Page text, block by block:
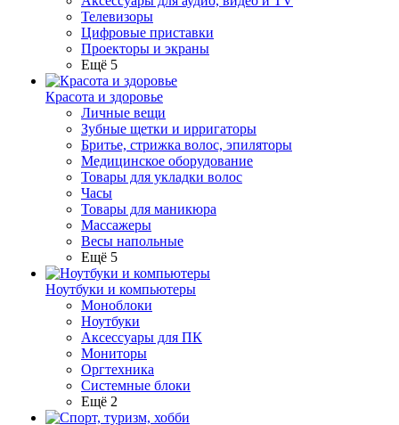
Телевизоры
Цифровые приставки
Проекторы и экраны
Ещё 5
Красота и здоровье
Личные вещи
Зубные щетки и ирригаторы
Бритье, стрижка волос, эпиляторы
Медицинское оборудование
Товары для укладки волос
Часы
Товары для маникюра
Массажеры
Весы напольные
Ещё 5
Ноутбуки и компьютеры
Моноблоки
Ноутбуки
Аксессуары для ПК
Мониторы
Оргтехника
Системные блоки
Ещё 2